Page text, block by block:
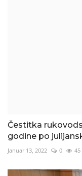
Čestitka
godine po
Januar 13, 2022 0 45